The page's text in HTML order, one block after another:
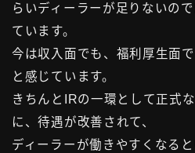
らいディーラーが足りないの
ています。
今は収入面でも、福利厚生面
と感じています。
きちんとIRの一環として正式
に、待遇が改善されて、
ディーラーが働きやすくなる